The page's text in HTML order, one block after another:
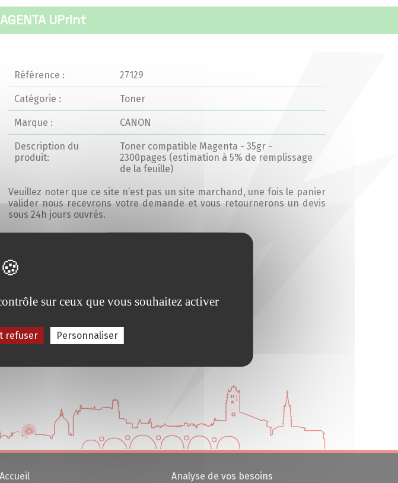
UPrint
Référence : 27129
Catégorie : Toner
Marque : CANON
Description du
produit:
Toner compatible Magenta - 35gr -
2300pages (estimation à 5% de remplissage
de la feuille)
Veuillez noter que ce site n’est pas un site marchand, une fois le panier
valider nous recevrons votre demande et vous retournerons un devis
sous 24h jours ouvrés.
Accueil Analyse de vos besoins
sur ceux que vous souhaitez activer
refuser Personnaliser